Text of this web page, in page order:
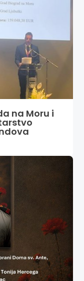
na Moru i